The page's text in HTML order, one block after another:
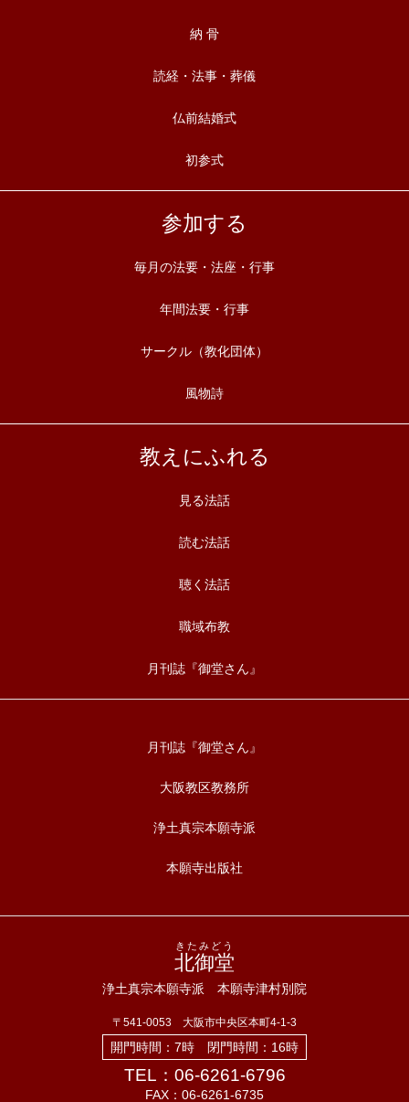
納 骨
読経・法事・葬儀
仏前結婚式
初参式
参加する
毎月の法要・法座・行事
年間法要・行事
サークル（教化団体）
風物詩
教えにふれる
見る法話
読む法話
聴く法話
職域布教
月刊誌『御堂さん』
月刊誌『御堂さん』
大阪教区教務所
浄土真宗本願寺派
本願寺出版社
北御堂
きたみどう
浄土真宗本願寺派 本願寺津村別院
〒541-0053 大阪市中央区本町4-1-3
開門時間：7時 閉門時間：16時
TEL：06-6261-6796
FAX：06-6261-6735